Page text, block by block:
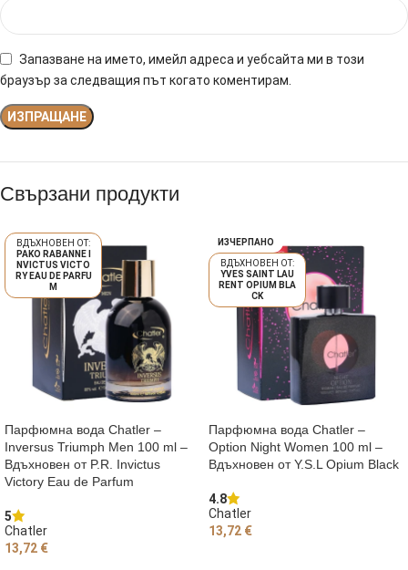
Запазване на името, имейл адреса и уебсайта ми в този
браузър за следващия път когато коментирам.
Свързани продукти
PAKO RABANNE I
NVICTUS VICTO
RY EAU DE PARFU
M
Парфюмна вода Chatler –
Inversus Triumph Men 100 ml –
Вдъхновен от P.R. Invictus
Victory Eau de Parfum
5
Chatler
13,72 €
ИЗЧЕРПАНО
YVES SAINT LAU
RENT OPIUM BLA
CK
Парфюмна вода Chatler –
Option Night Women 100 ml –
Вдъхновен от Y.S.L Opium Black
4.8
Chatler
13,72 €